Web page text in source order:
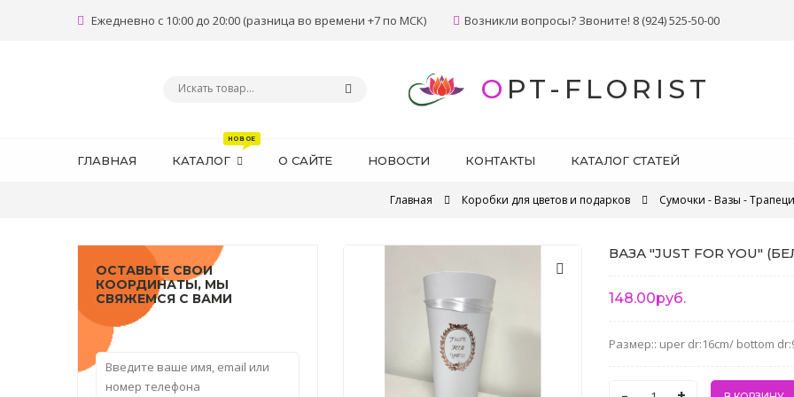
Ежедневно с 10:00 до 20:00 (разница во времени +7 по МСК) Возникли вопросы? Звоните! 8 (924) 525-50-00
OPT-FLORIST
ГЛАВНАЯ КАТАЛОГ О САЙТЕ НОВОСТИ КОНТАКТЫ КАТАЛОГ СТАТЕЙ
Главная Коробки для цветов и подарков Сумочки - Вазы -
ВАЗА "JUST FOR YOU"
148.00руб.
Размер:: uper dr:16cm/ bottom
ОСТАВЬТЕ СВОИ
КООРДИНАТЫ, МЫ
СВЯЖЕМСЯ С ВАМИ